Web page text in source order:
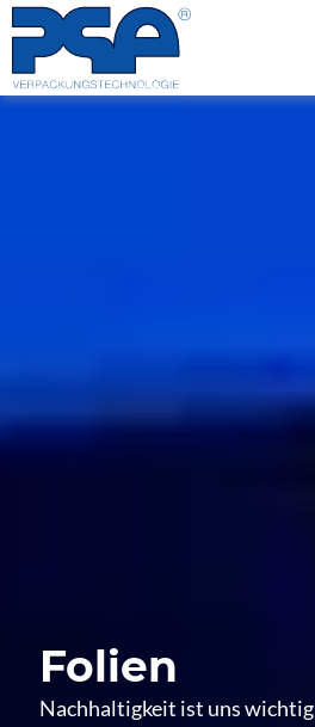
Folien
Nachhaltigkeit ist uns wichtig